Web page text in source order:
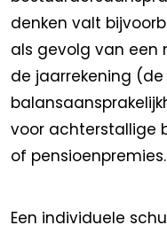
denken valt
als gevolg van een
de jaarrekening
voor achterstallige
of pensioenpremies.
Een individuele